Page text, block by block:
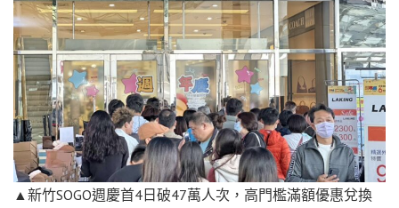
▲新竹SOGO週慶首4日破47萬人次，高門檻滿額優惠兌換